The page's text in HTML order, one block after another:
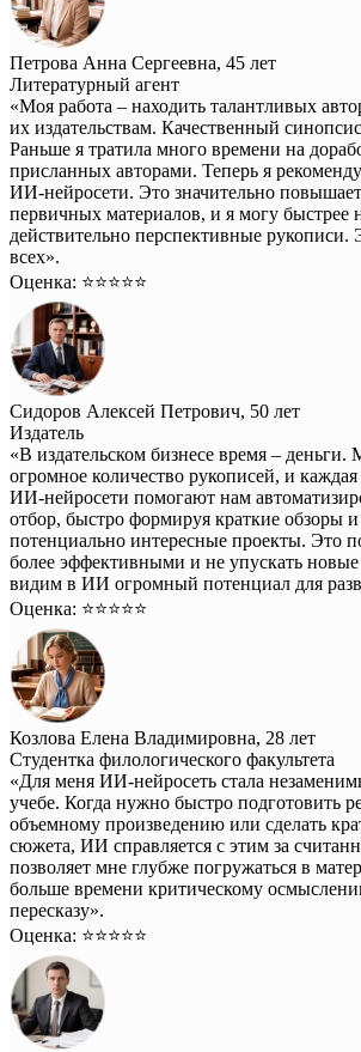
Петрова Анна Сергеевна, 45 лет
Литературный агент
«Моя работа – находить талантливых
их издательствам. Качественный
Раньше я тратила много времени на
присланных авторами. Теперь я
ИИ-нейросети. Это значительно повышает
первичных материалов, и я могу быстрее
действительно перспективные рукописи.
всех».
Оценка: ⭐️⭐️⭐️⭐️⭐️
Сидоров Алексей Петрович, 50 лет
Издатель
«В издательском бизнесе время –
огромное количество рукописей, и
ИИ-нейросети помогают нам
отбор, быстро формируя краткие обзоры
потенциально интересные проекты. Это
более эффективными и не упускать
видим в ИИ огромный потенциал для
Оценка: ⭐️⭐️⭐️⭐️⭐️
Козлова Елена Владимировна, 28 лет
Студентка филологического факультета
«Для меня ИИ-нейросеть стала
учебе. Когда нужно быстро подготовить
объемному произведению или сделать
сюжета, ИИ справляется с этим за
позволяет мне глубже погружаться в
больше времени критическому
пересказу».
Оценка: ⭐️⭐️⭐️⭐️⭐️